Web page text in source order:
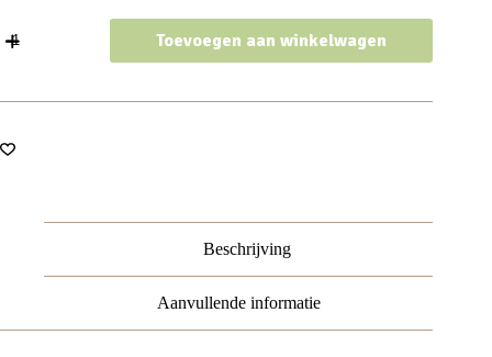
Twist
Soft
–
Toevoegen aan winkelwagen
Beschrijving
Aanvullende informatie